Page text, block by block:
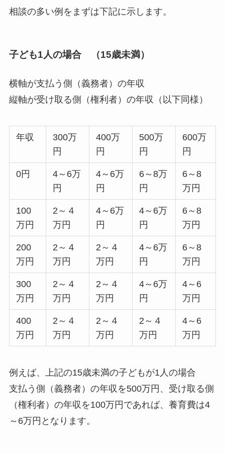
相談の多い例をまずは下記に示します。
子ども1人の場合 （15歳未満）
横軸が支払う側（義務者）の年収
縦軸が受け取る側（権利者）の年収（以下同様）
年収
300万
円
400万
円
500万
円
600万
円
0円
4～6万
円
4～6万
円
6～8万
円
6～8
万円
100
万円
2～４
万円
4～6万
円
4～6万
円
6～8
万円
200
万円
2～４
万円
2～４
万円
4～6万
円
6～8
万円
300
万円
2～４
万円
2～４
万円
4～6万
円
4～6
万円
400
万円
2～４
万円
2～４
万円
2～４
万円
4～6
万円
例えば、上記の15歳未満の子どもが1人の場合
支払う側（義務者）の年収を500万円、受け取る側
（権利者）の年収を100万円であれば、養育費は4
～6万円となります。